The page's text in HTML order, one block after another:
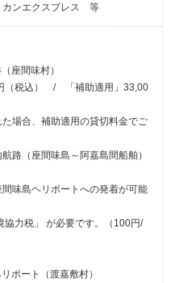
カンエクスプレス 等
座間味村）
（税込） / 「補助適用」33,00
場合、補助適用の貸切料金でご
（座間味島～阿嘉島間船舶）
味島ヘリポートへの発着が可能
力税」 が必要です。（100円/
ポート（渡嘉敷村）